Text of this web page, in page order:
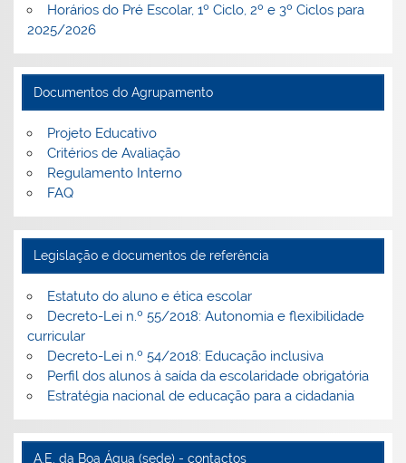
Horários do Pré Escolar, 1º Ciclo, 2º e 3º Ciclos para
2025/2026
Documentos do Agrupamento
Projeto Educativo
Critérios de Avaliação
Regulamento Interno
FAQ
Legislação e documentos de referência
Estatuto do aluno e ética escolar
Decreto-Lei n.º 55/2018: Autonomia e flexibilidade
curricular
Decreto-Lei n.º 54/2018: Educação inclusiva
Perfil dos alunos à saída da escolaridade obrigatória
Estratégia nacional de educação para a cidadania
A.E. da Boa Água (sede) - contactos